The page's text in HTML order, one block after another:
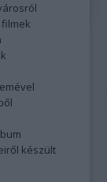
készült